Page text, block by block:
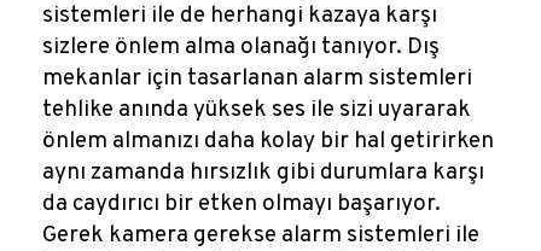
sistemleri ile de herhangi kazaya karşı
sizlere önlem alma olanağı tanıyor. Dış
mekanlar için tasarlanan alarm sistemleri
tehlike anında yüksek ses ile sizi uyararak
önlem almanızı daha kolay bir hal getirirken
aynı zamanda hırsızlık gibi durumlara karşı
da caydırıcı bir etken olmayı başarıyor.
Gerek kamera gerekse alarm sistemleri ile